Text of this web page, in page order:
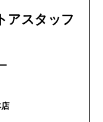
アスタッフ
ー